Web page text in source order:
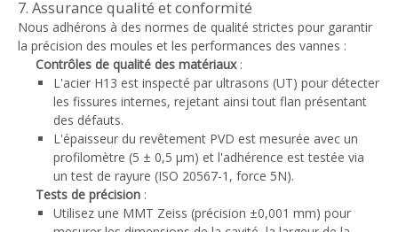
7. Assurance qualité et conformité
Nous adhérons à des normes de qualité strictes pour garantir
la précision des moules et les performances des vannes :
Contrôles de qualité des matériaux:
L'acier H13 est inspecté par ultrasons (UT) pour détecter
les fissures internes, rejetant ainsi tout flan présentant
des défauts.
L'épaisseur du revêtement PVD est mesurée avec un
profilomètre (5 ± 0,5 μm) et l'adhérence est testée via
un test de rayure (ISO 20567-1, force 5N).
Tests de précision :
Utilisez une MMT Zeiss (précision ±0,001 mm) pour